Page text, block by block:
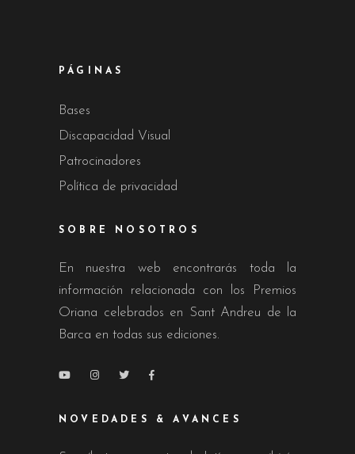
PÁGINAS
Bases
Discapacidad Visual
Patrocinadores
Política de privacidad
SOBRE NOSOTROS
En nuestra web encontrarás toda la
información relacionada con los Premios
Oriana celebrados en Sant Andreu de la
Barca en todas sus ediciones.
NOVEDADES & AVANCES